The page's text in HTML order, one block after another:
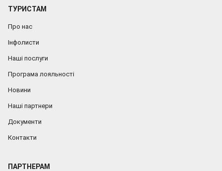
ТУРИСТАМ
Про нас
Інфолисти
Наші послуги
Програма лояльності
Новини
Наші партнери
Документи
Контакти
ПАРТНЕРАМ